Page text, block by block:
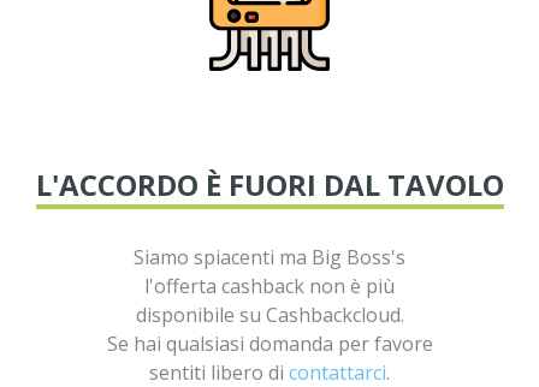
L'ACCORDO È FUORI DAL TAVOLO
Siamo spiacenti ma Big Boss's
l'offerta cashback non è più
disponibile su Cashbackcloud.
Se hai qualsiasi domanda per favore
sentiti libero di contattarci.